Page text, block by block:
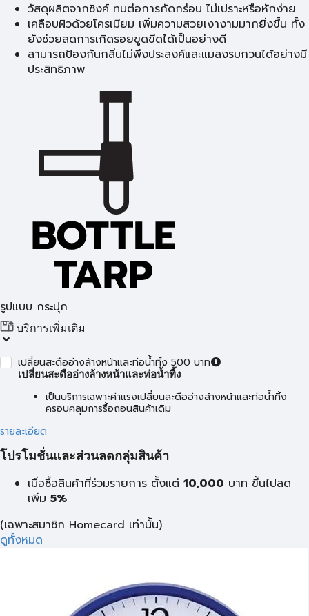
วัสดุผลิตจากซิงค์ ทนต่อการกัดกร่อน ไม่เปราะหรือหักง่าย
เคลือบผิวด้วยโครเมียม เพิ่มความสวยเงางามมากยิ่งขึ้น ทั้ง
ยังช่วยลดการเกิดรอยขูดขีดได้เป็นอย่างดี
สามารถป้องกันกลิ่นไม่พึงประสงค์และแมลงรบกวนได้อย่างมี
ประสิทธิภาพ
รูปแบบ กระปุก
บริการเพิ่มเติม
เปลี่ยนสะดืออ่างล้างหน้าและท่อน้ำทิ้ง 500 บาท
เปลี่ยนสะดืออ่างล้างหน้าและท่อน้ำทิ้ง
เป็นบริการเฉพาะค่าแรงเปลี่ยนสะดืออ่างล้างหน้าและท่อน้ำทิ้ง
ครอบคลุมการรื้อถอนสินค้าเดิม
รายละเอียด
โปรโมชั่นและส่วนลดกลุ่มสินค้า
เมื่อซื้อสินค้าที่ร่วมรายการ ตั้งแต่ 10,000 บาท ขึ้นไปลด
เพิ่ม 5%
(เฉพาะสมาชิก Homecard เท่านั้น)
ดูทั้งหมด